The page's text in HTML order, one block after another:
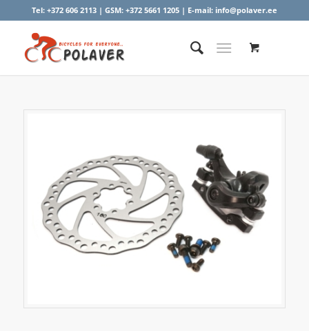
Tel: +372 606 2113| GSM: +372 5661 1205| E-mail: info@polaver.ee